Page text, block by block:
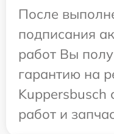
После
подписания
работ Вы
гарантию на
Kuppersbusch
работ и